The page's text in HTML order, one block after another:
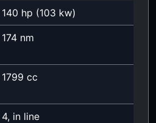
140 hp (103 kw)
174 nm
1799 cc
4, in line